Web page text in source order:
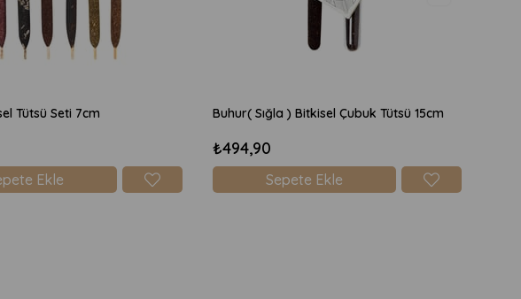
Tütsü Seti 7cm
Ekle
Buhur( Sığla ) Bitkisel Çubuk Tütsü 15cm
₺494,90
Sepete Ekle